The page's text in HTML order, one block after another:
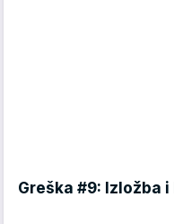
Greška #9: Izložba